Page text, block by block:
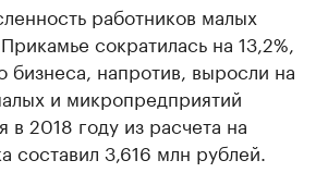
работников малых
сократилась на 13,2%,
бизнеса, напротив, выросли на
и микропредприятий
в 2018 году из расчета на
составил 3,616 млн рублей.